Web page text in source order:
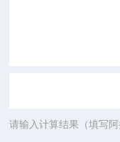
请输入计算结果（填写